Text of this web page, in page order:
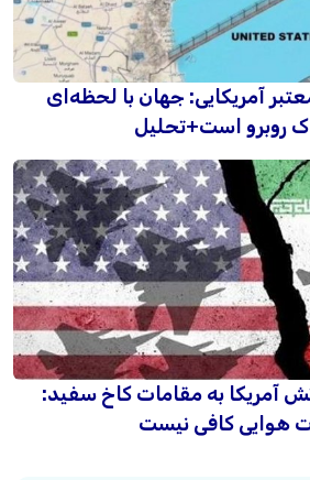
آمریکایی: جهان با لحظه‌ای
روبرو است+تحلیل
آمریکا به مقامات کاخ سفید:
هوایی کافی نیست